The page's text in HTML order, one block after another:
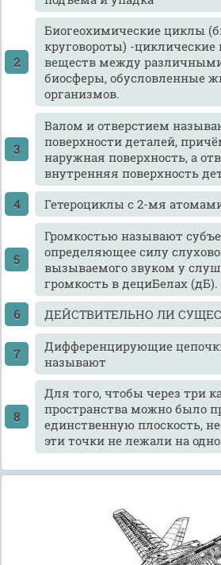
Биогеохимические циклы
круговороты) -
веществ между
биосферы, обусловленные
организмов.
Валом и отверстием
поверхности деталей,
наружная поверхность, а
внутренняя поверхность
Гетероциклы с 2-мя
Громкостью называют
определяющее силу
вызываемого звуком у
громкость в дециБелах (дБ).
ДЕЙСТВИТЕЛЬНО ЛИ
Дифференцирующие
называют
Для того, чтобы через три
пространства можно было
единственную плоскость,
эти точки не лежали на